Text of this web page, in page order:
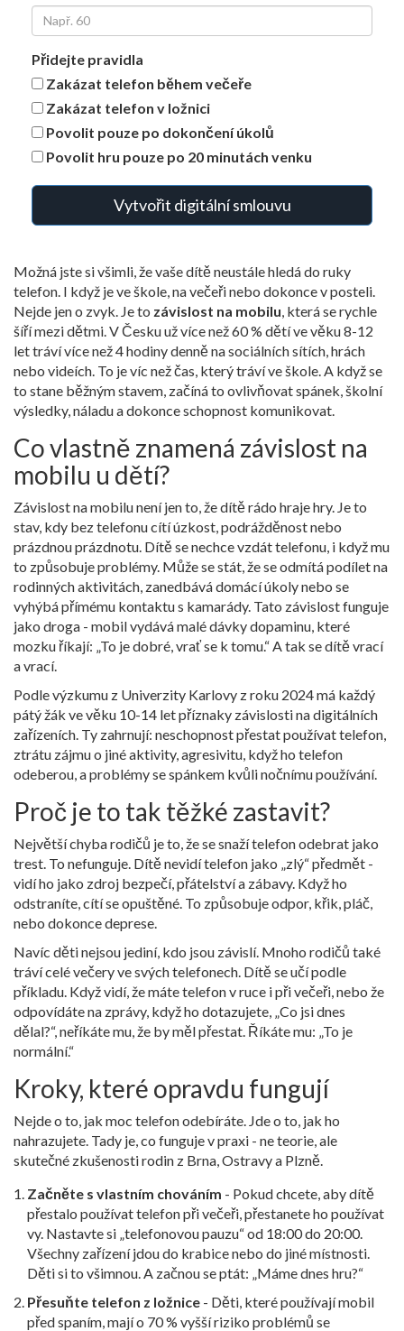
Přidejte pravidla
Zakázat telefon během večeře
Zakázat telefon v ložnici
Povolit pouze po dokončení úkolů
Povolit hru pouze po 20 minutách venku
Vytvořit digitální smlouvu
Možná jste si všimli, že vaše dítě neustále hledá do ruky
telefon. I když je ve škole, na večeři nebo dokonce v posteli.
Nejde jen o zvyk. Je to závislost na mobilu , která se rychle
šíří mezi dětmi. V Česku už více než 60 % dětí ve věku 8-12
let tráví více než 4 hodiny denně na sociálních sítích, hrách
nebo videích. To je víc než čas, který tráví ve škole. A když se
to stane běžným stavem, začíná to ovlivňovat spánek, školní
výsledky, náladu a dokonce schopnost komunikovat.
Co vlastně znamená závislost na
mobilu u dětí?
Závislost na mobilu není jen to, že dítě rádo hraje hry. Je to
stav, kdy bez telefonu cítí úzkost, podrážděnost nebo
prázdnou prázdnotu. Dítě se nechce vzdát telefonu, i když mu
to způsobuje problémy. Může se stát, že se odmítá podílet na
rodinných aktivitách, zanedbává domácí úkoly nebo se
vyhýbá přímému kontaktu s kamarády. Tato závislost funguje
jako droga - mobil vydává malé dávky dopaminu, které
mozku říkají: „To je dobré, vrať se k tomu.“ A tak se dítě vrací
a vrací.
Podle výzkumu z Univerzity Karlovy z roku 2024 má každý
pátý žák ve věku 10-14 let příznaky závislosti na digitálních
zařízeních. Ty zahrnují: neschopnost přestat používat telefon,
ztrátu zájmu o jiné aktivity, agresivitu, když ho telefon
odeberou, a problémy se spánkem kvůli nočnímu používání.
Proč je to tak těžké zastavit?
Největší chyba rodičů je to, že se snaží telefon odebrat jako
trest. To nefunguje. Dítě nevidí telefon jako „zlý“ předmět -
vidí ho jako zdroj bezpečí, přátelství a zábavy. Když ho
odstraníte, cítí se opuštěné. To způsobuje odpor, křik, pláč,
nebo dokonce deprese.
Navíc děti nejsou jediní, kdo jsou závislí. Mnoho rodičů také
tráví celé večery ve svých telefonech. Dítě se učí podle
příkladu. Když vidí, že máte telefon v ruce i při večeři, nebo že
odpovídáte na zprávy, když ho dotazujete, „Co jsi dnes
dělal?“, neříkáte mu, že by měl přestat. Říkáte mu: „To je
normální.“
Kroky, které opravdu fungují
Nejde o to, jak moc telefon odebíráte. Jde o to, jak ho
nahrazujete. Tady je, co funguje v praxi - ne teorie, ale
skutečné zkušenosti rodin z Brna, Ostravy a Plzně.
Začněte s vlastním chováním - Pokud chcete, aby dítě
přestalo používat telefon při večeři, přestanete ho používat
vy. Nastavte si „telefonovou pauzu“ od 18:00 do 20:00.
Všechny zařízení jdou do krabice nebo do jiné místnosti.
Děti si to všimnou. A začnou se ptát: „Máme dnes hru?“
Přesuňte telefon z ložnice - Děti, které používají mobil
před spaním, mají o 70 % vyšší riziko problémů se